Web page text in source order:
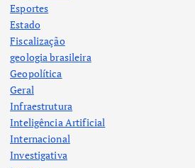
Esportes
Estado
Fiscalização
geologia brasileira
Geopolítica
Geral
Infraestrutura
Inteligência Artificial
Internacional
Investigativa